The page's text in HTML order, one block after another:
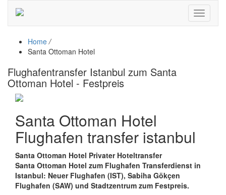
Toggle
Home /
Santa Ottoman Hotel
Flughafentransfer Istanbul zum Santa
Ottoman Hotel - Festpreis
Santa Ottoman Hotel
Flughafen transfer istanbul
Santa Ottoman Hotel Privater Hoteltransfer
Santa Ottoman Hotel zum Flughafen Transferdienst in
Istanbul: Neuer Flughafen (IST), Sabiha Gökçen
Flughafen (SAW) und Stadtzentrum zum Festpreis.